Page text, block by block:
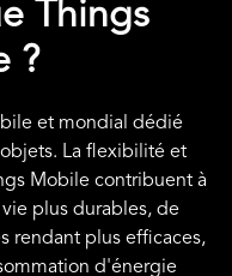
Things
?
et mondial dédié
La flexibilité et
Mobile contribuent à
plus durables, de
rendant plus efficaces,
d'énergie